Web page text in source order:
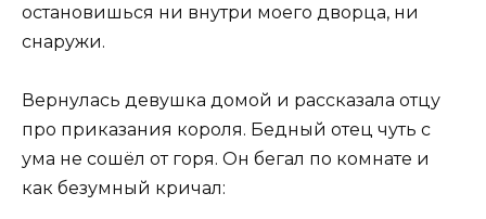
остановишься ни внутри моего дворца, ни
снаружи.
Вернулась девушка домой и рассказала отцу
про приказания короля. Бедный отец чуть с
ума не сошёл от горя. Он бегал по комнате и
как безумный кричал: